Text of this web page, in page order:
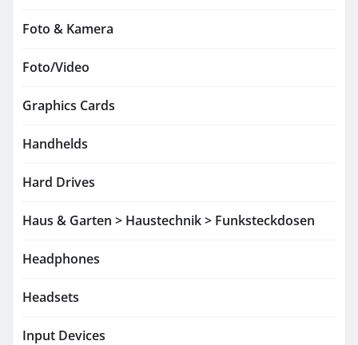
Foto & Kamera
Foto/Video
Graphics Cards
Handhelds
Hard Drives
Haus & Garten > Haustechnik > Funksteckdosen
Headphones
Headsets
Input Devices